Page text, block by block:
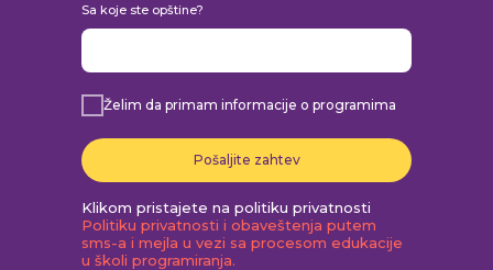
Sa koje ste opštine?
Želim da primam informacije o programima
Pošaljite zahtev
Klikom pristajete na politiku privatnosti
Politiku privatnosti i obaveštenja putem
sms-a i mejla u vezi sa procesom edukacije
u školi programiranja.